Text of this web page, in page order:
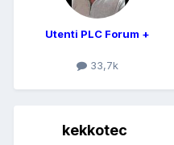
Utenti PLC Forum +
33,7k
kekkotec